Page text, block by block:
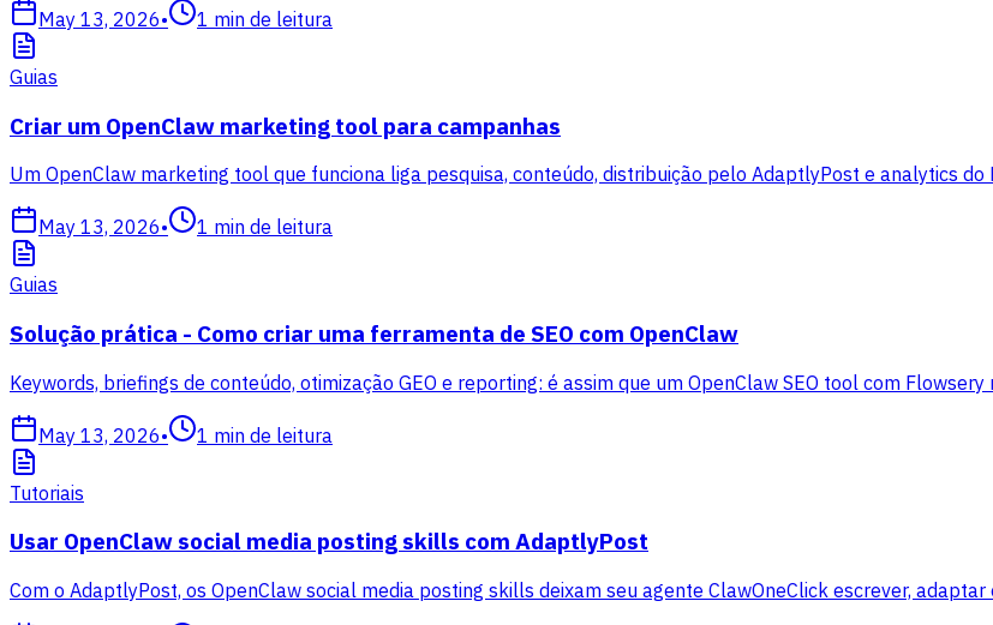
May 13, 2026• 1 min de leitura
Guias
Criar um OpenClaw marketing tool para campanhas
Um OpenClaw marketing tool que funciona liga pesquisa, conteúdo, distribuição pelo AdaptlyPost e analytics
May 13, 2026• 1 min de leitura
Guias
Solução prática - Como criar uma ferramenta de SEO com OpenClaw
Keywords, briefings de conteúdo, otimização GEO e reporting: é assim que um OpenClaw SEO tool com
May 13, 2026• 1 min de leitura
Tutoriais
Usar OpenClaw social media posting skills com AdaptlyPost
Com o AdaptlyPost, os OpenClaw social media posting skills deixam seu agente ClawOneClick escrever,